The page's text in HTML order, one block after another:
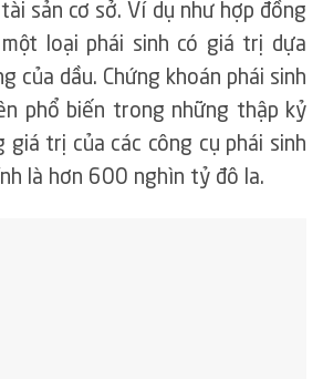
sản cơ sở. Ví dụ như hợp đồng
loại phái sinh có giá trị dựa
của dầu. Chứng khoán phái sinh
phổ biến trong những thập kỷ
giá trị của các công cụ phái sinh
là hơn 600 nghìn tỷ đô la.